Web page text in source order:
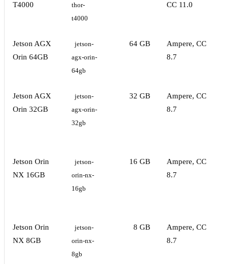
T4000
thor-
t4000
CC 11.0
Jetson AGX
Orin 64GB
jetson-
agx-orin-
64gb
64 GB
Ampere, CC
8.7
Jetson AGX
Orin 32GB
jetson-
agx-orin-
32gb
32 GB
Ampere, CC
8.7
Jetson Orin
NX 16GB
jetson-
orin-nx-
16gb
16 GB
Ampere, CC
8.7
Jetson Orin
NX 8GB
jetson-
orin-nx-
8gb
8 GB
Ampere, CC
8.7